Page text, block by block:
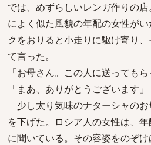
では、めずらしいレンガ作りの
によく似た風貌の年配の女性が
クをおりると小走りに駆け寄り
て言った。
「お母さん。この人に送ってもら
「まあ、ありがとうございます」
少し太り気味のナターシャの
を下げた。ロシア人の女性は、
に聞いている。その容姿をのぞ